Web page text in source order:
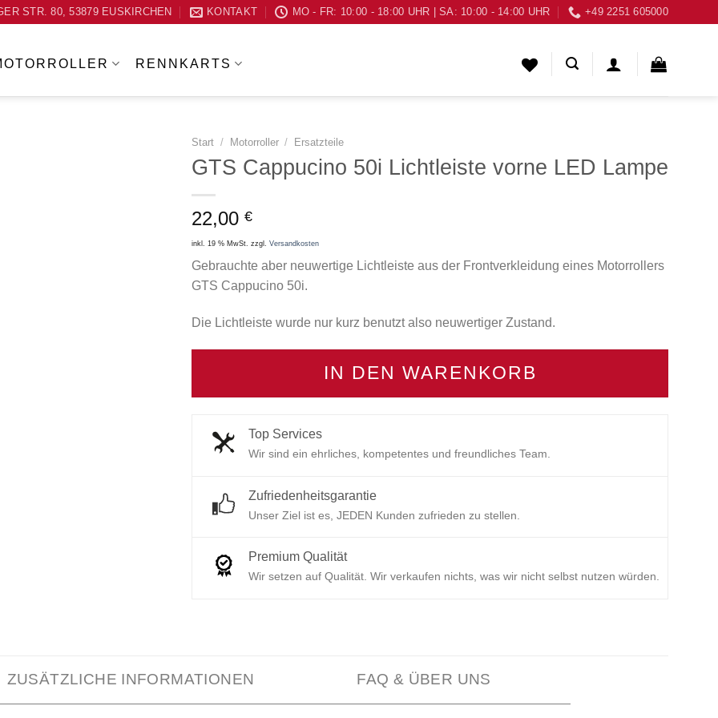
STR. 80, 53879 EUSKIRCHEN KONTAKT MO - FR: 10:00 - 18:00 UHR | SA: 10:00 - 14:00 UHR +49 2251 605000
RENNKARTS
Start / Motorroller / Ersatzteile
GTS Cappucino 50i Lichtleiste vorne LED Lampe
22,00 €
inkl. 19 % MwSt. zzgl. Versandkosten
Gebrauchte aber neuwertige Lichtleiste aus der Frontverkleidung eines Motorrollers
GTS Cappucino 50i.
Die Lichtleiste wurde nur kurz benutzt also neuwertiger Zustand.
IN DEN WARENKORB
Top Services
Wir sind ein ehrliches, kompetentes und freundliches Team.
Zufriedenheitsgarantie
Unser Ziel ist es, JEDEN Kunden zufrieden zu stellen.
Premium Qualität
Wir setzen auf Qualität. Wir verkaufen nichts, was wir nicht selbst nutzen würden.
ZUSÄTZLICHE INFORMATIONEN FAQ & ÜBER UNS